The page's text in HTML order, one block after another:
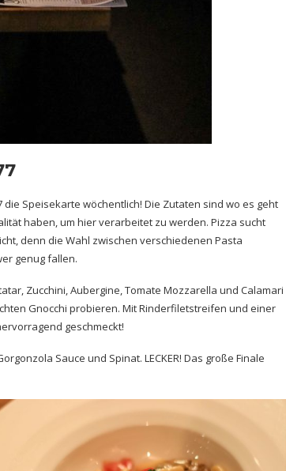
Speisekarte wöchentlich! Die Zutaten sind wo es geht
haben, um hier verarbeitet zu werden. Pizza sucht
denn die Wahl zwischen verschiedenen Pasta
genug fallen.
Zucchini, Aubergine, Tomate Mozzarella und Calamari
Gnocchi probieren. Mit Rinderfiletstreifen und einer
geschmeckt!
Sauce und Spinat. LECKER! Das große Finale